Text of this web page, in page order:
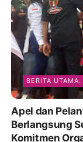
BERITA UTAMA.
Apel dan
Berlangsung
Komitmen